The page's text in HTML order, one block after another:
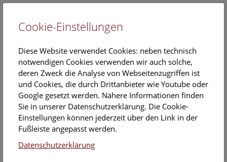
EN
Veranstaltungskalender
Informationen zu Gruppen,- Kindergarten- und
Schulprogrammen finden Siehier
Cookie-Einstellungen
Diese Website verwendet Cookies: neben technisch
notwendigen Cookies verwenden wir auch solche,
deren Zweck die Analyse von Webseitenzugriffen ist
und Cookies, die durch Drittanbieter wie Youtube oder
Google gesetzt werden. Nähere Informationen finden
Sie in unserer Datenschutzerklärung. Die Cookie-
Einstellungen können jederzeit über den Link in der
Fußleiste angepasst werden.
Datenschutzerklärung